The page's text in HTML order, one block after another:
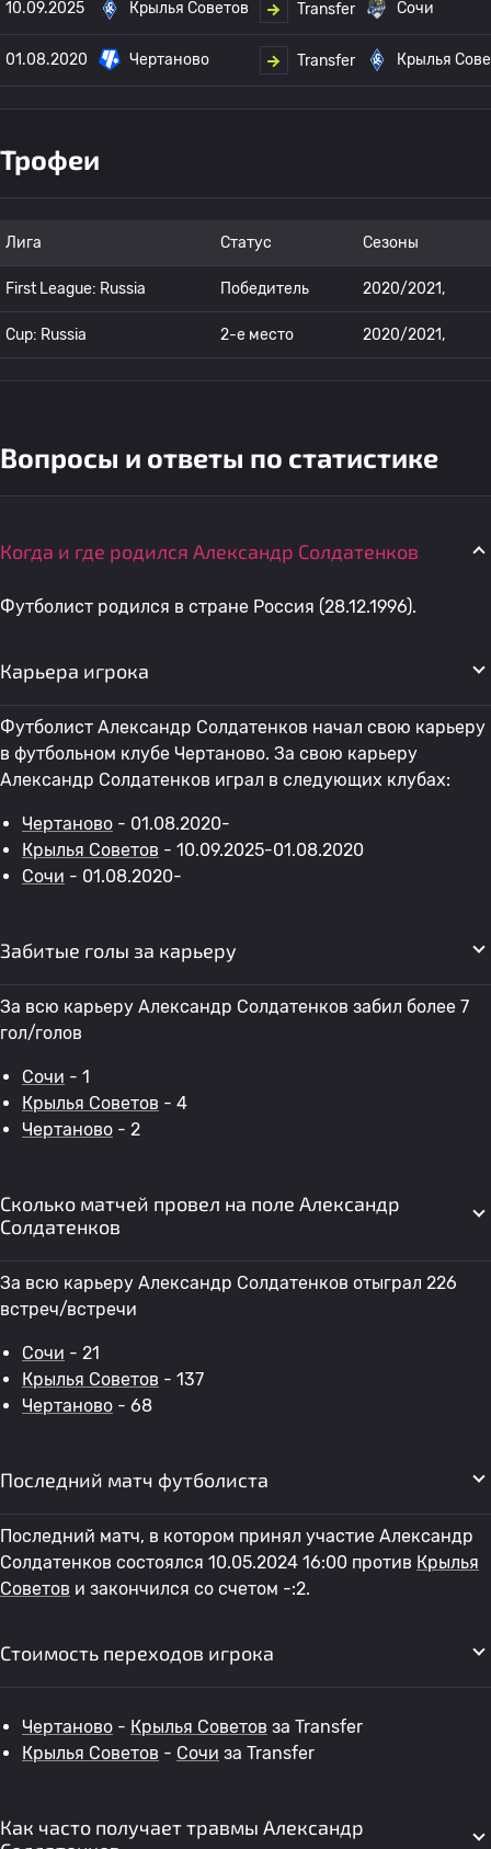
10.09.2025 Крылья Советов Transfer Сочи
01.08.2020 Чертаново Transfer Крылья
Трофеи
Лига Статус Сезоны
First League: Russia Победитель 2020/2021,
Cup: Russia 2-е место 2020/2021,
Вопросы и ответы по статистике
Когда и где родился Александр Солдатенков
Футболист родился в стране Россия (28.12.1996).
Карьера игрока
Футболист Александр Солдатенков начал свою карьеру
в футбольном клубе Чертаново. За свою карьеру
Александр Солдатенков играл в следующих клубах:
Чертаново - 01.08.2020-
Крылья Советов - 10.09.2025-01.08.2020
Сочи - 01.08.2020-
Забитые голы за карьеру
За всю карьеру Александр Солдатенков забил более 7
гол/голов
Сочи - 1
Крылья Советов - 4
Чертаново - 2
Сколько матчей провел на поле Александр
Солдатенков
За всю карьеру Александр Солдатенков отыграл 226
встреч/встречи
Сочи - 21
Крылья Советов - 137
Чертаново - 68
Последний матч футболиста
Последний матч, в котором принял участие Александр
Солдатенков состоялся 10.05.2024 16:00 против Крылья
Советов и закончился со счетом -:2.
Стоимость переходов игрока
Чертаново - Крылья Советов за Transfer
Крылья Советов - Сочи за Transfer
Как часто получает травмы Александр